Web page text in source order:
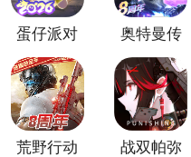
推荐的安卓动作手游并不
体验把。
蛋仔派对
奥特曼传
奇英雄官
方版
荒野行动
战双帕弥